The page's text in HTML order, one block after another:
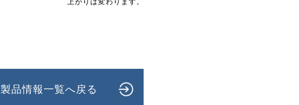
上がりは変わります。
製品情報一覧へ戻る